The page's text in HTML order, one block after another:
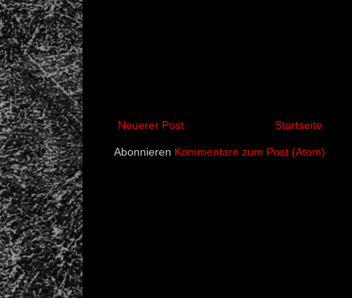
Neuerer Post Startseite
Abonnieren Kommentare zum Post (Atom)